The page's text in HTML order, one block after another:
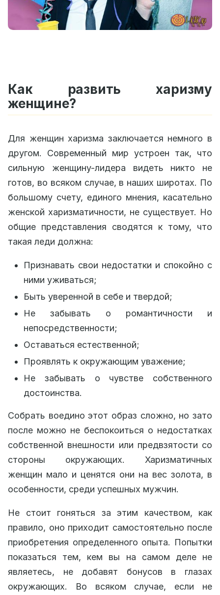
Как развить харизму
женщине?
Для женщин харизма заключается немного в
другом. Современный мир устроен так, что
сильную женщину-лидера видеть никто не
готов, во всяком случае, в наших широтах. По
большому счету, единого мнения, касательно
женской харизматичности, не существует. Но
общие представления сводятся к тому, что
такая леди должна:
Признавать свои недостатки и спокойно с
ними уживаться;
Быть уверенной в себе и твердой;
Не забывать о романтичности и
непосредственности;
Оставаться естественной;
Проявлять к окружающим уважение;
Не забывать о чувстве собственного
достоинства.
Собрать воедино этот образ сложно, но зато
после можно не беспокоиться о недостатках
собственной внешности или предвзятости со
стороны окружающих. Харизматичных
женщин мало и ценятся они на вес золота, в
особенности, среди успешных мужчин.
Не стоит гоняться за этим качеством, как
правило, оно приходит самостоятельно после
приобретения определенного опыта. Попытки
показаться тем, кем вы на самом деле не
являетесь, не добавят бонусов в глазах
окружающих. Во всяком случае, если не